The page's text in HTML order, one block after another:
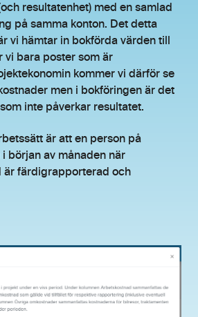
resultatenhet) med en samlad
på samma konton. Det detta
vi hämtar in bokförda värden till
vi bara poster som är
kommer vi därför se
men i bokföringen är det
inte påverkar resultatet.
är att en person på
början av månaden när
är färdigrapporterad och